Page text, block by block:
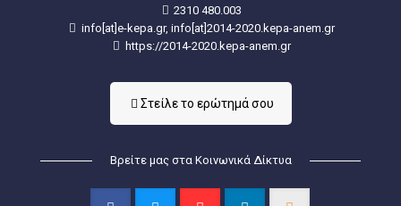
2310 480.003
info[at]e-kepa.gr, info[at]2014-2020.kepa-anem.gr
https://2014-2020.kepa-anem.gr
Στείλε τo ερώτημά σου
Βρείτε μας στα Κοινωνικά Δίκτυα